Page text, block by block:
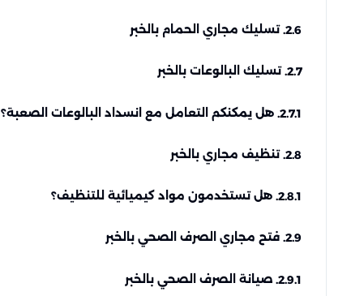
2.6. تسليك مجاري الحمام بالخبر
2.7. تسليك البالوعات بالخبر
2.7.1. هل يمكنكم التعامل مع انسداد البالوعات الصعبة؟
2.8. تنظيف مجاري بالخبر
2.8.1. هل تستخدمون مواد كيميائية للتنظيف؟
2.9. فتح مجاري الصرف الصحي بالخبر
2.9.1. صيانة الصرف الصحي بالخبر